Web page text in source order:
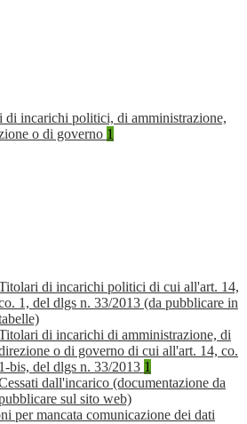
di incarichi politici, di amministrazione,
o di governo 1
di incarichi politici di cui all'art. 14,
1, del dlgs n. 33/2013 (da pubblicare in
di incarichi di amministrazione, di
o di governo di cui all'art. 14, co.
1-bis, del dlgs n. 33/2013 1
dall'incarico (documentazione da
sul sito web)
per mancata comunicazione dei dati